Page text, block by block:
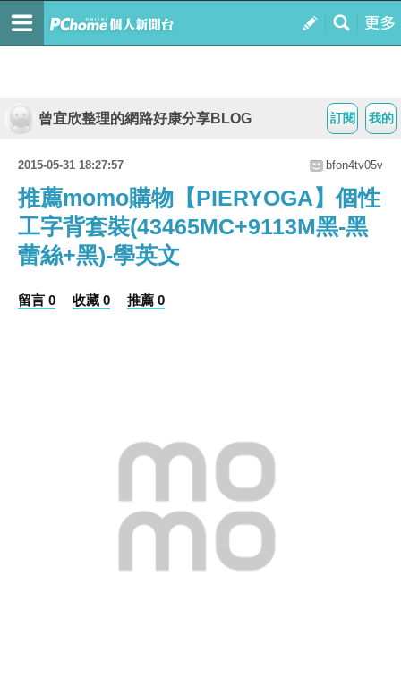
我的
訂閱
曾宜欣整理的網路好康分享BLOG
2015-05-31 18:27:57 bfon4tv05v
推薦momo購物【PIERYOGA】個性
工字背套裝(43465MC+9113M黑-黑
蕾絲+黑)-學英文
留言 0 收藏 0 推薦 0